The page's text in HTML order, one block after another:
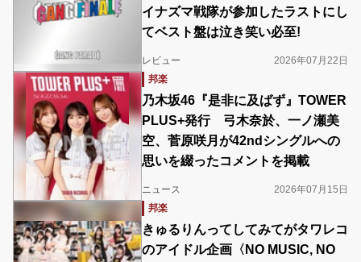
イナズマ戦隊が参加したラストにし
てベスト盤は泣き笑い必至!
レビュー
2026年07月22日
邦楽
乃木坂46『是非に及ばず』TOWER
PLUS+発行 弓木奈於、一ノ瀬美
空、菅原咲月が42ndシングルへの
思いを綴ったコメントを掲載
ニュース
2026年07月15日
邦楽
きゅるりんってしてみてがタワレコ
のアイドル企画〈NO MUSIC, NO